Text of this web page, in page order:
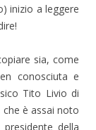
inizio a leggere
sia, come
conosciuta e
Tito Livio di
che è assai noto
della